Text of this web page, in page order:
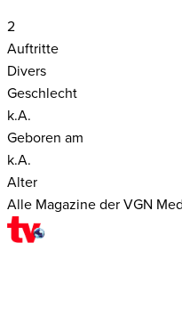
2
Auftritte
Divers
Geschlecht
k.A.
Geboren am
k.A.
Alter
Alle Magazine der VGN